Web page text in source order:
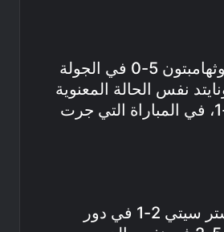
يدخل توتنهام المباراة بمعنويات عالية بعد فوزه الكبير على ساوثهامبتون 5-0 في الجولة
نفس الحالة المعنوية
المرتفعة بعد فوزه المثير في ديربي مانشستر على السيتي 2-1، في المباراة التي جرت
توتنهام تأهل إلى ربع النهائي بعد انتصاره المفاجئ على مانشستر سيتي 2-1 في دور